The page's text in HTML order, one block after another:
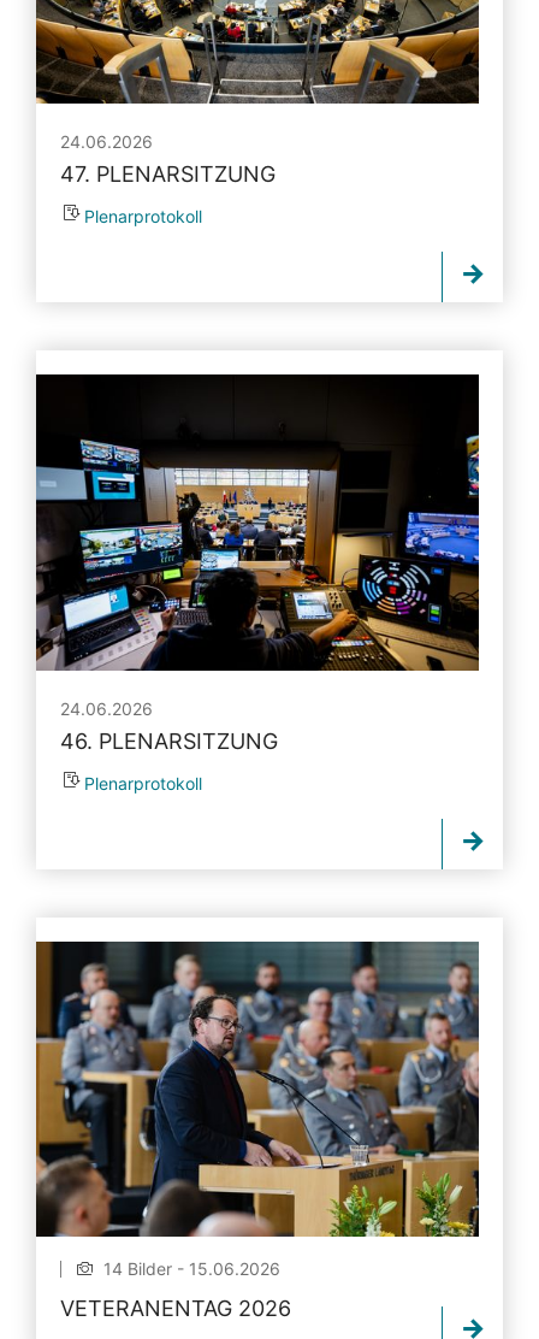
24.06.2026
47. PLENARSITZUNG
Plenarprotokoll
24.06.2026
46. PLENARSITZUNG
Plenarprotokoll
14 Bilder - 15.06.2026
VETERANENTAG 2026